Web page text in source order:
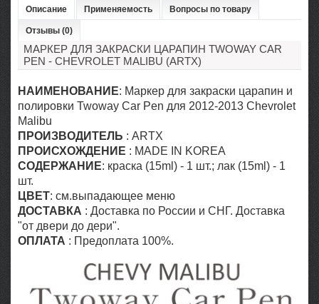
Описание Применяемость Вопросы по товару
Отзывы (0)
МАРКЕР ДЛЯ ЗАКРАСКИ ЦАРАПИН TWOWAY CAR
PEN - CHEVROLET MALIBU (ARTX)
НАИМЕНОВАНИЕ: Маркер для закраски царапин и
полировки Twoway Car Pen для 2012-2013 Chevrolet
Malibu
ПРОИЗВОДИТЕЛЬ : ARTX
ПРОИСХОЖДЕНИЕ : MADE IN KOREA
СОДЕРЖАНИЕ: краска (15ml) - 1 шт.; лак (15ml) - 1
шт.
ЦВЕТ: см.выпадающее меню
ДОСТАВКА : Доставка по России и СНГ. Доставка
"от двери до дери".
ОПЛАТА : Предоплата 100%.